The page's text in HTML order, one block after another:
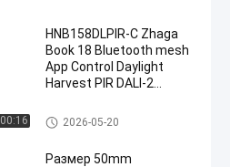
00:16
HNB158DLPIR-C Zhaga
Book 18 Bluetooth mesh
App Control Daylight
Harvest PIR DALI-2
Продукты Zhaga Book18
2026-05-20
Размер 50mm